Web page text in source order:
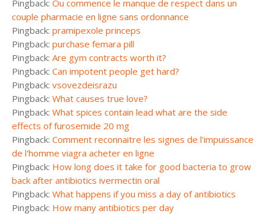
Pingback: Ou commence le manque de respect dans un
couple pharmacie en ligne sans ordonnance
Pingback: pramipexole princeps
Pingback: purchase femara pill
Pingback: Are gym contracts worth it?
Pingback: Can impotent people get hard?
Pingback: vsovezdeisrazu
Pingback: What causes true love?
Pingback: What spices contain lead what are the side
effects of furosemide 20 mg
Pingback: Comment reconnaitre les signes de l'impuissance
de l'homme viagra acheter en ligne
Pingback: How long does it take for good bacteria to grow
back after antibiotics ivermectin oral
Pingback: What happens if you miss a day of antibiotics
Pingback: How many antibiotics per day